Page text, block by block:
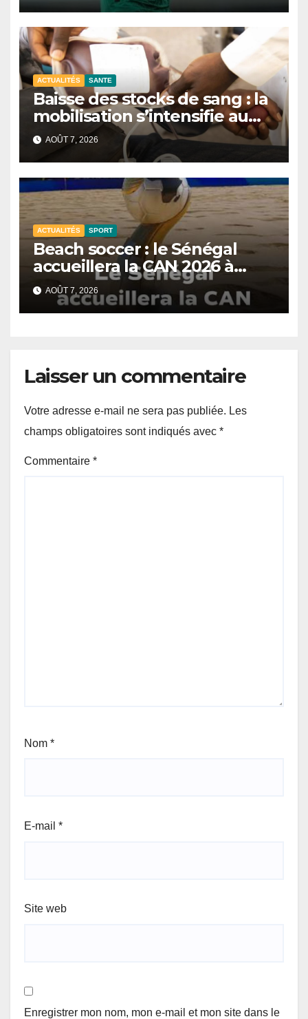
ACTUALITÉS SANTE
Baisse des stocks de sang : la
mobilisation s’intensifie au
CNTS de Dakar.
AOÛT 7, 2026
ACTUALITÉS SPORT
Beach soccer : le Sénégal
accueillera la CAN 2026 à
Dakar.
AOÛT 7, 2026
Laisser un commentaire
Votre adresse e-mail ne sera pas publiée. Les
champs obligatoires sont indiqués avec *
Commentaire *
Nom *
E-mail *
Site web
Enregistrer mon nom, mon e-mail et mon site dans le